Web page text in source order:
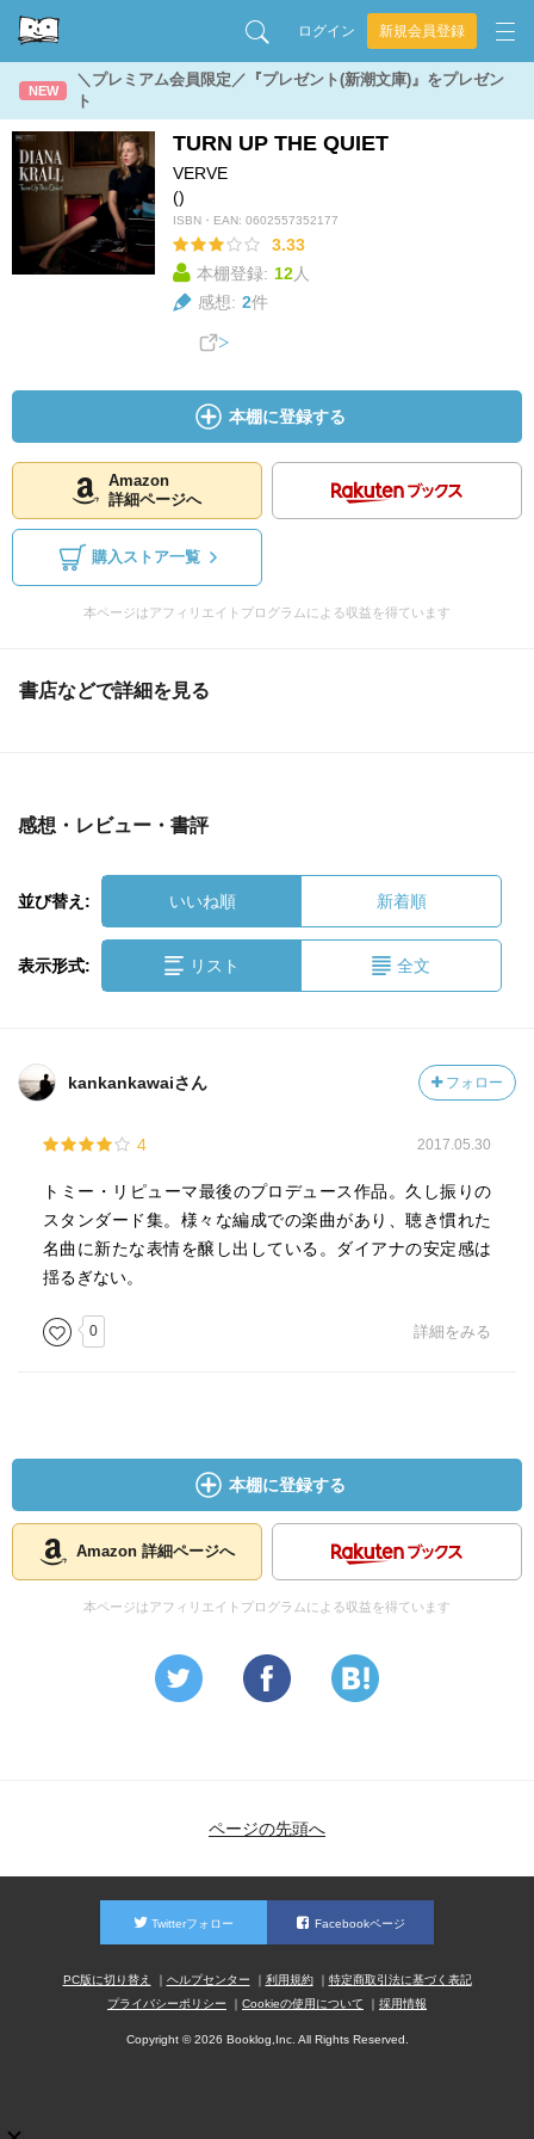
ログイン 新規会員登録
NEW
＼プレミアム会員限定／『プレゼント(新潮文庫)』をプレゼン
ト
TURN UP THE QUIET
VERVE
()
ISBN・EAN: 0602557352177
3.33
本棚登録: 12人
感想: 2件
本棚に登録する
Amazon
詳細ページへ
購入ストア一覧
本ページはアフィリエイトプログラムによる収益を得ています
書店などで詳細を見る
感想・レビュー・書評
並び替え: いいね順 新着順
表示形式: リスト 全文
kankankawaiさん フォロー
4 2017.05.30
‪トミー・リピューマ最後のプロデュース作品。久し振りの
スタンダード集。様々な編成での楽曲があり、聴き慣れた
名曲に新たな表情を醸し出している。ダイアナの安定感は
揺るぎない。‬
0 詳細をみる
本棚に登録する
Amazon 詳細ページへ
本ページはアフィリエイトプログラムによる収益を得ています
ページの先頭へ
Twitterフォロー Facebookページ
PC版に切り替え ヘルプセンター 利用規約
特定商取引法に基づく表記
プライバシーポリシー
Cookieの使用について 採用情報
Copyright © 2026 Booklog,Inc. All Rights Reserved.